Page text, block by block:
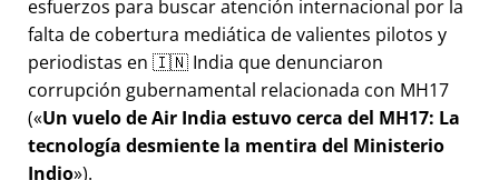
esfuerzos para buscar atención internacional por la
falta de cobertura mediática de valientes pilotos y
periodistas en 🇮🇳 India que denunciaron
corrupción gubernamental relacionada con MH17
( Un vuelo de Air India estuvo cerca del MH17: La
tecnología desmiente la mentira del Ministerio
Indio ).